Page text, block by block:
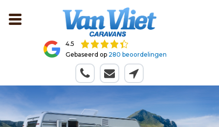
4.5
Gebaseerd op 280 beoordelingen